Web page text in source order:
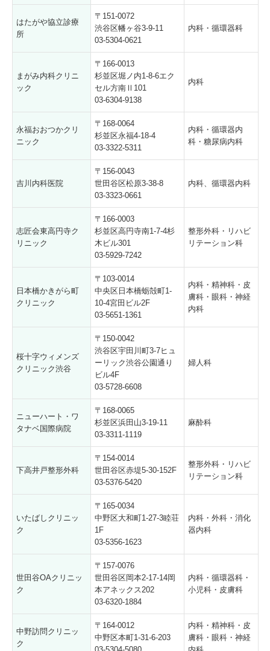
はたがや協立診療
所
〒151-0072
渋谷区幡ヶ谷3-9-11
03-5304-0621
内科・循環器科
まがみ内科クリニ
ック
〒166-0013
杉並区堀ノ内1-8-6エク
セル方南Ⅱ101
03-6304-9138
内科
永福おおつかクリ
ニック
〒168-0064
杉並区永福4-18-4
03-3322-5311
内科・循環器内
科・糖尿病内科
吉川内科医院
〒156-0043
世田谷区松原3-38-8
03-3323-0661
内科、循環器内科
志匠会東高円寺ク
リニック
〒166-0003
杉並区高円寺南1-7-4杉
木ビル301
03-5929-7242
整形外科・リハビ
リテーション科
日本橋かきがら町
クリニック
〒103-0014
中央区日本橋蛎殻町1-
10-4宮田ビル2F
03-5651-1361
内科・精神科・皮
膚科・眼科・神経
内科
桜十字ウィメンズ
クリニック渋谷
〒150-0042
渋谷区宇田川町3-7ヒュ
ーリック渋谷公園通り
ビル4F
03-5728-6608
婦人科
ニューハート・ワ
タナベ国際病院
〒168-0065
杉並区浜田山3-19-11
03-3311-1119
麻酔科
下高井戸整形外科
〒154-0014
世田谷区赤堤5-30-152F
03-5376-5420
整形外科・リハビ
リテーション科
いたばしクリニッ
ク
〒165-0034
中野区大和町1-27-3睦荘
1F
03-5356-1623
内科・外科・消化
器内科
世田谷OAクリニッ
ク
〒157-0076
世田谷区岡本2-17-14岡
本アネックス202
03-6320-1884
内科・循環器科・
小児科・皮膚科
中野訪問クリニッ
ク
〒164-0012
中野区本町1-31-6-203
内科・精神科・皮
膚科・眼科・神経